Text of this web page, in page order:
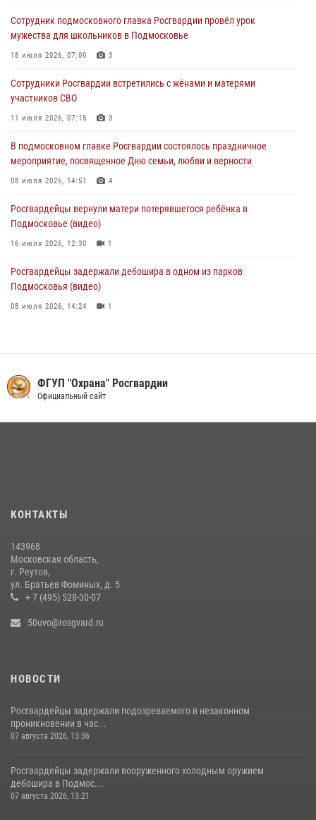
крупную сумму в Подмосковье
31 июля 2026, 14:00
действиях в Подмосковье (видео)
31 июля 2026, 09:30
(видео)
30 июля 2026, 08:10
Сотрудник подмосковного главка Росгвардии провёл урок
мужества для школьников в Подмосковье
18 июля 2026, 07:09 3
Сотрудники Росгвардии встретились с жёнами и матерями
участников СВО
11 июля 2026, 07:15 3
В подмосковном главке Росгвардии состоялось праздничное
мероприятие, посвященное Дню семьи, любви и верности
08 июля 2026, 14:51 4
Росгвардейцы вернули матери потерявшегося ребёнка в
Подмосковье (видео)
16 июля 2026, 12:30 1
Росгвардейцы задержали дебошира в одном из парков
Подмосковья (видео)
08 июля 2026, 14:24 1
19 июля 2026, 06:00 2
В Подмосковье росгвардейцы задержали мужчину, пугавшего
жильцов многоквартирного дома охотничьим карабином (видео)
13 июля 2026, 14:14
ФГУП "Охрана" Росгвардии
Официальный сайт
КОНТАКТЫ
143968
Московская область,
г. Реутов,
ул. Братьев Фоминых, д. 5
+ 7 (495) 528-30-07
50uvo@rosgvard.ru
НОВОСТИ
Росгвардейцы задержали подозреваемого в незаконном
проникновении в час...
07 августа 2026, 13:36
Росгвардейцы задержали вооруженного холодным оружием
дебошира в Подмос...
07 августа 2026, 13:21